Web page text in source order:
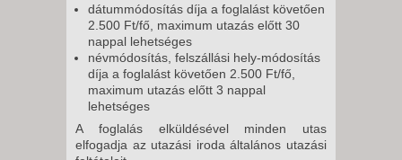
dátummódosítás díja a foglalást követően
2.500 Ft/fő, maximum utazás előtt 30
nappal lehetséges
névmódosítás, felszállási hely-módosítás
díja a foglalást követően 2.500 Ft/fő,
maximum utazás előtt 3 nappal
lehetséges
A foglalás elküldésével minden utas
elfogadja az utazási iroda általános utazási